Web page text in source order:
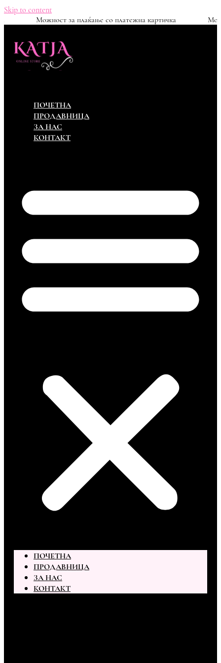
Skip to content
Можност за плаќање со платежна картичка
ПОЧЕТНА
ПРОДАВНИЦА
ЗА НАС
КОНТАКТ
ПОЧЕТНА
ПРОДАВНИЦА
ЗА НАС
КОНТАКТ